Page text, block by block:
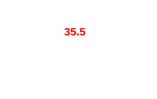
35.5